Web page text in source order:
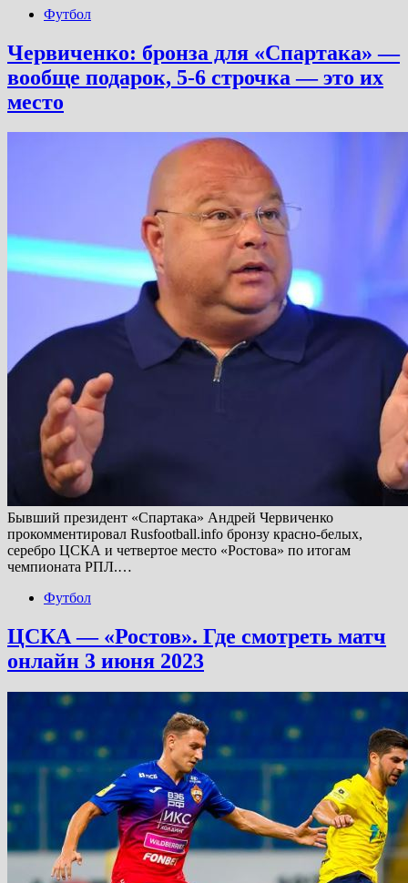
Футбол
Червиченко: бронза для «Спартака» —
вообще подарок, 5-6 строчка — это их
место
Бывший президент «Спартака» Андрей Червиченко
прокомментировал Rusfootball.info бронзу красно-белых,
серебро ЦСКА и четвертое место «Ростова» по итогам
чемпионата РПЛ.…
Футбол
ЦСКА — «Ростов». Где смотреть матч
онлайн 3 июня 2023